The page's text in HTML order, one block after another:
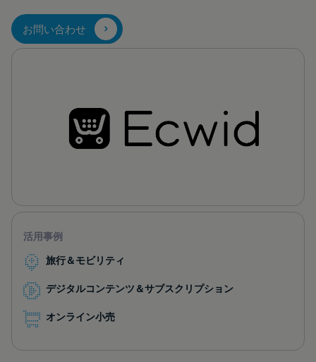
お問い合わせ
活用事例
旅行＆モビリティ
デジタルコンテンツ＆サブスクリプション
オンライン小売